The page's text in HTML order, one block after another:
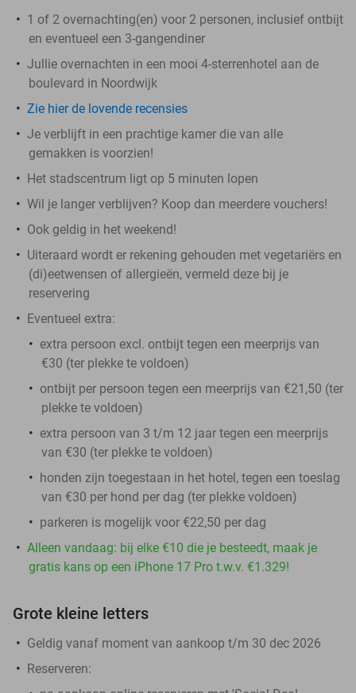
1 of 2 overnachting(en) voor 2 personen, inclusief ontbijt
en eventueel een 3-gangendiner
Jullie overnachten in een mooi 4-sterrenhotel aan de
boulevard in Noordwijk
Zie hier de lovende recensies
Je verblijft in een prachtige kamer die van alle
gemakken is voorzien!
Het stadscentrum ligt op 5 minuten lopen
Wil je langer verblijven? Koop dan meerdere vouchers!
Ook geldig in het weekend!
Uiteraard wordt er rekening gehouden met vegetariërs en
(di)eetwensen of allergieën, vermeld deze bij je
reservering
Eventueel extra:
extra persoon excl. ontbijt tegen een meerprijs van
€30 (ter plekke te voldoen)
ontbijt per persoon tegen een meerprijs van €21,50 (ter
plekke te voldoen)
extra persoon van 3 t/m 12 jaar tegen een meerprijs
van €30 (ter plekke te voldoen)
honden zijn toegestaan in het hotel, tegen een toeslag
van €30 per hond per dag (ter plekke voldoen)
parkeren is mogelijk voor €22,50 per dag
Alleen vandaag: bij elke €10 die je besteedt, maak je
gratis kans op een iPhone 17 Pro t.w.v. €1.329!
Grote kleine letters
Geldig vanaf moment van aankoop t/m 30 dec 2026
Reserveren: